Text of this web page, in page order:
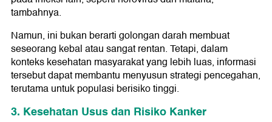
tambahnya.
Namun, ini bukan berarti golongan darah membuat
seseorang kebal atau sangat rentan. Tetapi, dalam
konteks kesehatan masyarakat yang lebih luas, informasi
tersebut dapat membantu menyusun strategi pencegahan,
terutama untuk populasi berisiko tinggi.
3. Kesehatan Usus dan Risiko Kanker